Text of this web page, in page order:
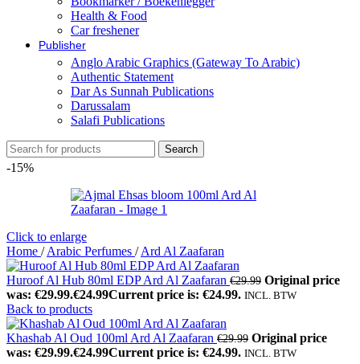
Health & Food
Car freshener
Publisher
Anglo Arabic Graphics (Gateway To Arabic)
Authentic Statement
Dar As Sunnah Publications
Darussalam
Salafi Publications
Search
-15%
Click to enlarge
Home / Arabic Perfumes / Ard Al Zaafaran
Huroof Al Hub 80ml EDP Ard Al Zaafaran €29.99 Original price
was: €29.99.€24.99Current price is: €24.99. INCL. BTW
Back to products
Khashab Al Oud 100ml Ard Al Zaafaran €29.99 Original price
was: €29.99.€24.99Current price is: €24.99. INCL. BTW